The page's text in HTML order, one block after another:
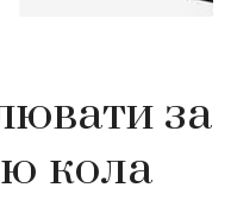
за
кола